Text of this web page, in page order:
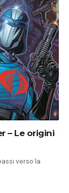
– Le origini
verso la